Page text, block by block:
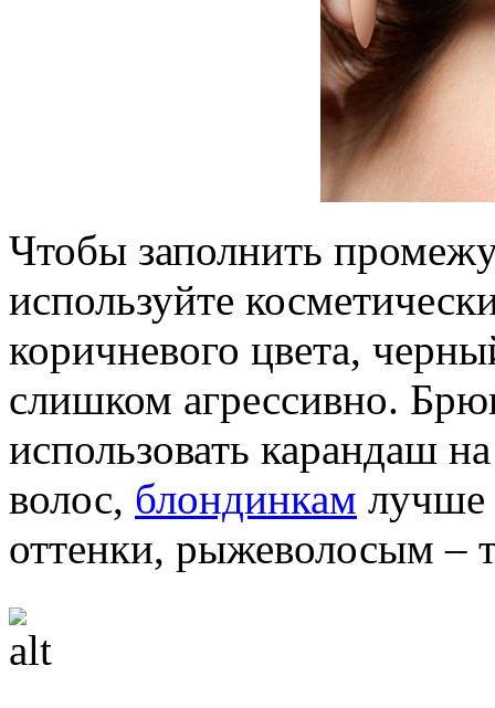
Чтобы заполнить
используйте
коричневого цвета,
слишком агрессивно.
использовать карандаш
волос, блондинкам лучше
оттенки, рыжеволосым –